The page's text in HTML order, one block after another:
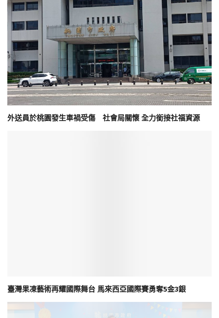
外送員於桃園發生車禍受傷 社會局關懷 全力銜接社福資源
臺灣果凍藝術再耀國際舞台 馬來西亞國際賽勇奪5金3銀